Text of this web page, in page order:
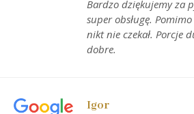
Bardzo dziękujemy za
super obsługę.
nikt nie czekał. Porcje
dobre.
Igor